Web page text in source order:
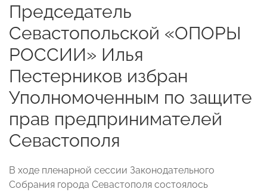
Председатель
Севастопольской «ОПОРЫ
РОССИИ» Илья
Пестерников избран
Уполномоченным по защите
прав предпринимателей
Севастополя
В ходе пленарной сессии Законодательного
Собрания города Севастополя состоялось